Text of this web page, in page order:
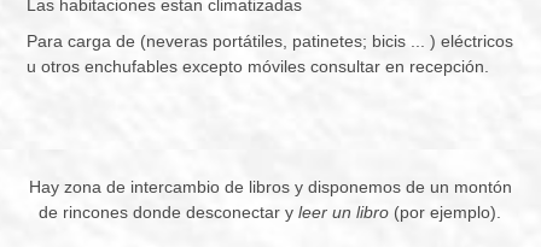
Las habitaciones estan climatizadas
Para carga de (neveras portátiles, patinetes; bicis ... ) eléctricos
u otros enchufables excepto móviles consultar en recepción.
Hay zona de intercambio de libros y disponemos de un montón
de rincones donde desconectar yleer un libro (por ejemplo).